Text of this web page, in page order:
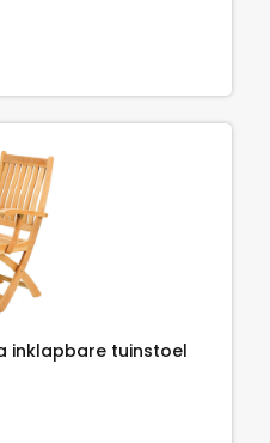
inklapbare tuinstoel